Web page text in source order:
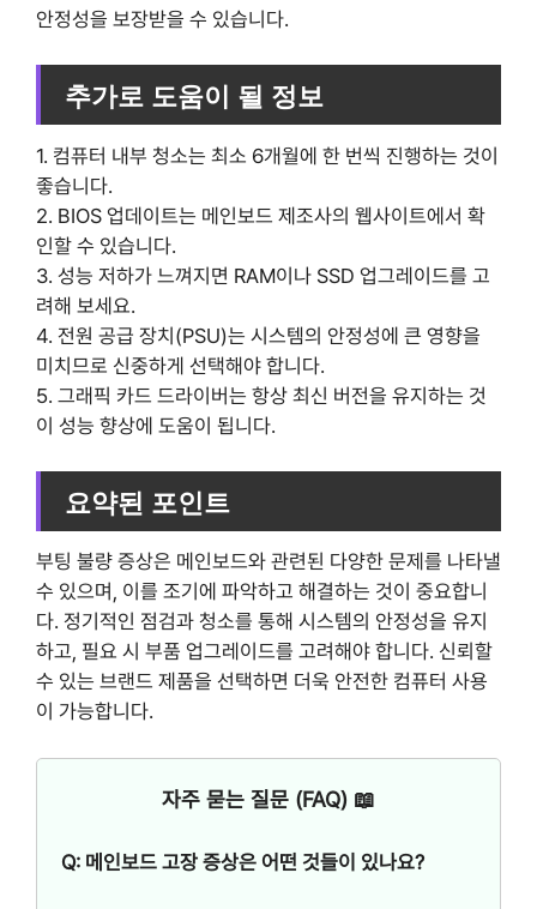
안정성을 보장받을 수 있습니다.
추가로 도움이 될 정보
1. 컴퓨터 내부 청소는 최소 6개월에 한 번씩 진행하는 것이
좋습니다.
2. BIOS 업데이트는 메인보드 제조사의 웹사이트에서 확
인할 수 있습니다.
3. 성능 저하가 느껴지면 RAM이나 SSD 업그레이드를 고
려해 보세요.
4. 전원 공급 장치(PSU)는 시스템의 안정성에 큰 영향을
미치므로 신중하게 선택해야 합니다.
5. 그래픽 카드 드라이버는 항상 최신 버전을 유지하는 것
이 성능 향상에 도움이 됩니다.
요약된 포인트
부팅 불량 증상은 메인보드와 관련된 다양한 문제를 나타낼
수 있으며, 이를 조기에 파악하고 해결하는 것이 중요합니
다. 정기적인 점검과 청소를 통해 시스템의 안정성을 유지
하고, 필요 시 부품 업그레이드를 고려해야 합니다. 신뢰할
수 있는 브랜드 제품을 선택하면 더욱 안전한 컴퓨터 사용
이 가능합니다.
자주 묻는 질문 (FAQ) 📖
Q: 메인보드 고장 증상은 어떤 것들이 있나요?